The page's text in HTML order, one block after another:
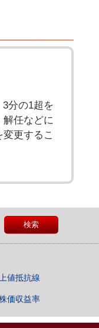
分の1超を
任などに
更するこ
上値抵抗線
価収益率